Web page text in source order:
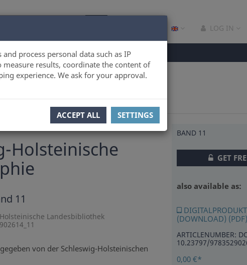
process personal data such as IP
results, coordinate the content of
experience. We ask for your approval.
ACCEPT ALL SETTINGS
LOG IN
Product 4 of 4
Holsteinische
11
Landesbibliothek
von der Schleswig-Holsteinischen
BAND 11
GET
also available as:
(DOWNLOAD) (PDF)
ARTICLENUMBER:
10.23797/
0,00 €*